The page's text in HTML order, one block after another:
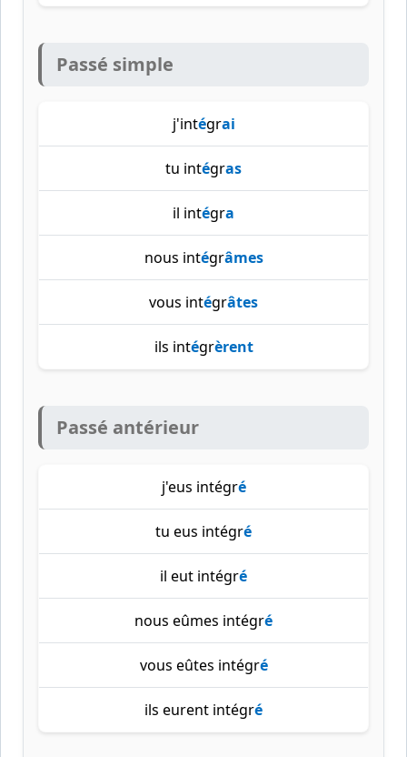
Passé simple
j'intégrai
tu intégras
il intégra
nous intégrâmes
vous intégrâtes
ils intégrèrent
Passé antérieur
j'eus intégré
tu eus intégré
il eut intégré
nous eûmes intégré
vous eûtes intégré
ils eurent intégré